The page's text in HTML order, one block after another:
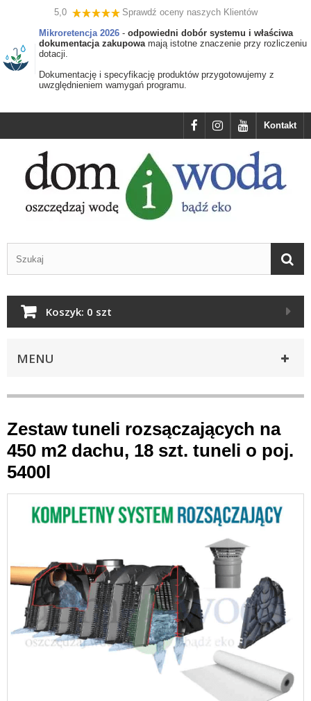
5,0
Sprawdź oceny naszych Klientów
Mikroretencja 2026 - odpowiedni dobór systemu i właściwa
dokumentacja zakupowamają istotne znaczenie przy rozliczeniu
dotacji.
Dokumentację i specyfikację produktów przygotowujemy z
uwzględnieniem wamygań programu.
Kontakt
Koszyk: 0 szt
MENU
Zestaw tuneli rozsączających na
450 m2 dachu, 18 szt. tuneli o poj.
5400l